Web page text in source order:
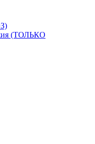
(ТОЛЬКО